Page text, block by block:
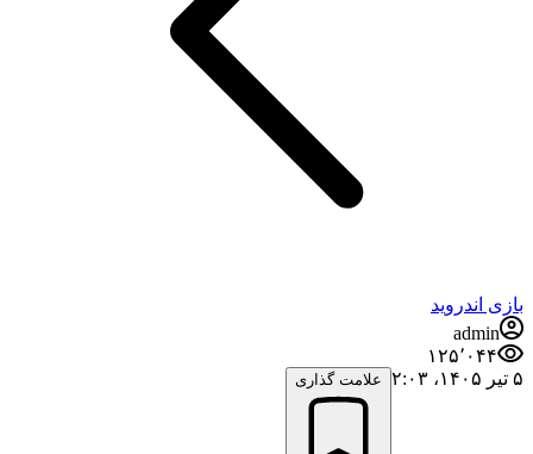
بازی اندروید
admin
۱۲۵٬۰۴۴
۵ تیر ۱۴۰۵،‏ ۲:۰۳
علامت گذاری